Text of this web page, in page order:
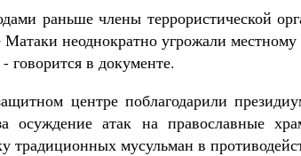
раньше члены террористической
Матаки неоднократно угрожали
говорится в документе.
центре поблагодарили
осуждение атак на православные
традиционных мусульман в